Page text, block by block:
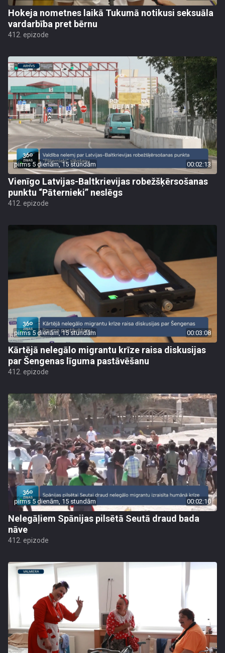
Hokeja nometnes laikā Tukumā notikusi seksuāla
vardarbība pret bērnu
412. epizode
pirms 5 dienām, 15 stundām 00:02:13
Vienīgo Latvijas-Baltkrievijas robežšķērsošanas
punktu “Pāternieki” neslēgs
412. epizode
pirms 5 dienām, 15 stundām 00:03:08
Kārtējā nelegālo migrantu krīze raisa diskusijas
par Šengenas līguma pastāvēšanu
412. epizode
pirms 5 dienām, 15 stundām 00:02:10
Nelegāļiem Spānijas pilsētā Seutā draud bada
nāve
412. epizode